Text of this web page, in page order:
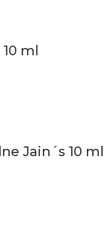
ml
Jain´s 10 ml